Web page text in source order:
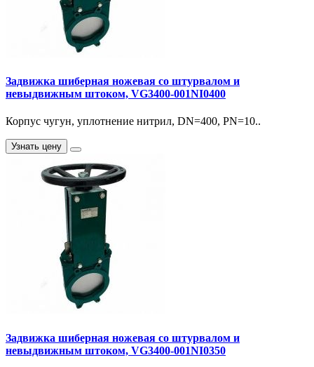
Задвижка шиберная ножевая со штурвалом и
невыдвижным штоком, VG3400-001NI0400
Корпус чугун, уплотнение нитрил, DN=400, PN=10..
Узнать цену
Задвижка шиберная ножевая со штурвалом и
невыдвижным штоком, VG3400-001NI0350